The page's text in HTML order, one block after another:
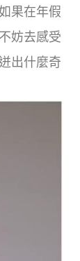
果在年假
妨去感受
出什麼奇